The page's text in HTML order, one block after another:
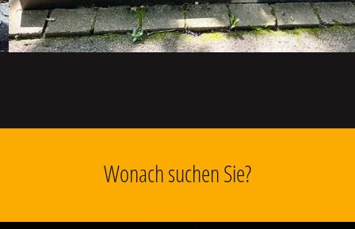
Wonach suchen Sie?